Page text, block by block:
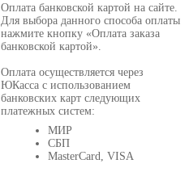
Оплата банковской картой на сайте.
Для выбора данного способа оплаты
нажмите кнопку «Оплата заказа
банковской картой».
Оплата осуществляется через
ЮКасса с использованием
банковских карт следующих
платежных систем:
МИР
СБП
MasterCard, VISA